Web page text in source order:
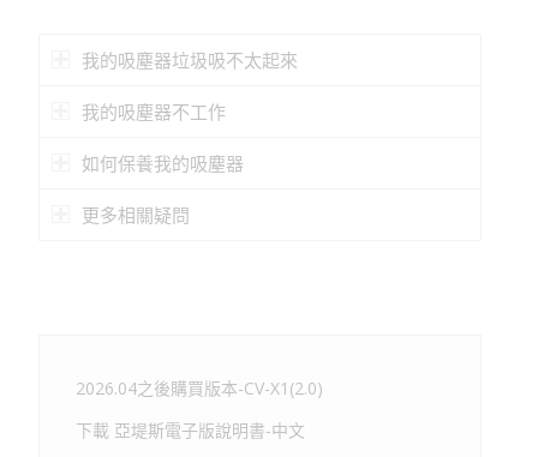
我的吸塵器垃圾吸不太起來
我的吸塵器不工作
如何保養我的吸塵器
更多相關疑問
2026.04之後購買版本-CV-X1(2.0)
下載 亞堤斯電子版說明書-中文